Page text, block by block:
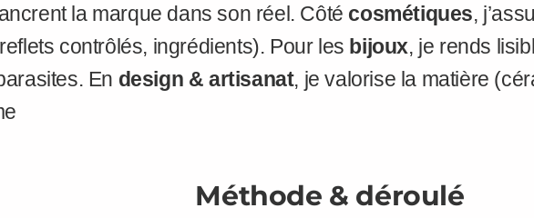
la marque dans son réel. Côté cosmétiques,
contrôlés, ingrédients). Pour les bijoux, je rends
En design & artisanat, je valorise la matière
Méthode & déroulé